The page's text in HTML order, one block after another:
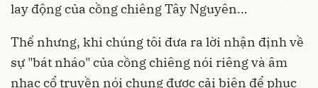
lay động của cồng chiêng Tây Nguyên…
Thế nhưng, khi chúng tôi đưa ra lời nhận định về
sự "bát nháo" của cồng chiêng nói riêng và âm
nhạc cổ truyền nói chung được cải biên để phục